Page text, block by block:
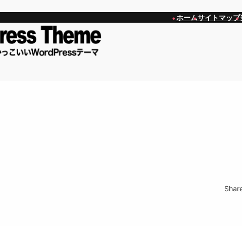
ホームサイトマップ